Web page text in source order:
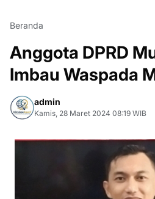
Beranda
Anggota DPRD
Imbau Waspada
admin
Kamis, 28 Maret 2024 08:19 WIB